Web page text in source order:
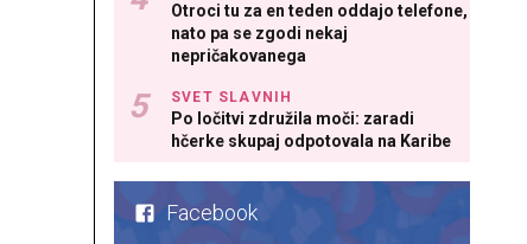
Otroci tu za en teden oddajo telefone,
nato pa se zgodi nekaj
nepričakovanega
SVET SLAVNIH
Po ločitvi združila moči: zaradi
hčerke skupaj odpotovala na Karibe
Facebook